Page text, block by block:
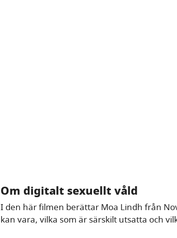
Om digitalt sexuellt våld
I den här filmen berättar Moa Lindh från
kan vara, vilka som är särskilt utsatta och